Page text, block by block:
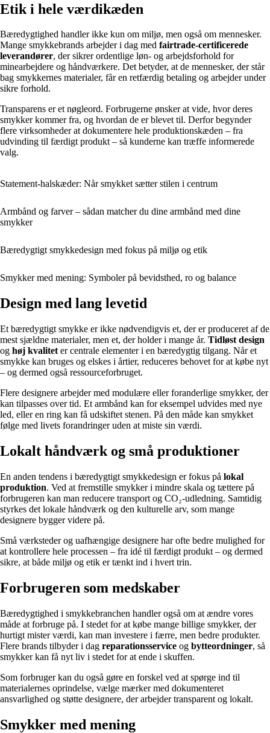
Etik i hele værdikæden
Bæredygtighed handler ikke kun om miljø, men også om mennesker.
Mange smykkebrands arbejder i dag med fairtrade-certificerede
leverandører, der sikrer ordentlige løn- og arbejdsforhold for
minearbejdere og håndværkere. Det betyder, at de mennesker, der står
bag smykkernes materialer, får en retfærdig betaling og arbejder under
sikre forhold.
Transparens er et nøgleord. Forbrugerne ønsker at vide, hvor deres
smykker kommer fra, og hvordan de er blevet til. Derfor begynder
flere virksomheder at dokumentere hele produktionskæden – fra
udvinding til færdigt produkt – så kunderne kan træffe informerede
valg.
Statement-halskæder: Når smykket sætter stilen i centrum
Armbånd og farver – sådan matcher du dine armbånd med dine
smykker
Bæredygtigt smykkedesign med fokus på miljø og etik
Smykker med mening: Symboler på bevidsthed, ro og balance
Design med lang levetid
Et bæredygtigt smykke er ikke nødvendigvis et, der er produceret af de
mest sjældne materialer, men et, der holder i mange år. Tidløst design
og høj kvalitet er centrale elementer i en bæredygtig tilgang. Når et
smykke kan bruges og elskes i årtier, reduceres behovet for at købe nyt
– og dermed også ressourceforbruget.
Flere designere arbejder med modulære eller foranderlige smykker, der
kan tilpasses over tid. Et armbånd kan for eksempel udvides med nye
led, eller en ring kan få udskiftet stenen. På den måde kan smykket
følge med livets forandringer uden at miste sin værdi.
Lokalt håndværk og små produktioner
En anden tendens i bæredygtigt smykkedesign er fokus på lokal
produktion. Ved at fremstille smykker i mindre skala og tættere på
forbrugeren kan man reducere transport og CO₂-udledning. Samtidig
styrkes det lokale håndværk og den kulturelle arv, som mange
designere bygger videre på.
Små værksteder og uafhængige designere har ofte bedre mulighed for
at kontrollere hele processen – fra idé til færdigt produkt – og dermed
sikre, at både miljø og etik er tænkt ind i hvert trin.
Forbrugeren som medskaber
Bæredygtighed i smykkebranchen handler også om at ændre vores
måde at forbruge på. I stedet for at købe mange billige smykker, der
hurtigt mister værdi, kan man investere i færre, men bedre produkter.
Flere brands tilbyder i dag reparationsservice og bytteordninger, så
smykker kan få nyt liv i stedet for at ende i skuffen.
Som forbruger kan du også gøre en forskel ved at spørge ind til
materialernes oprindelse, vælge mærker med dokumenteret
ansvarlighed og støtte designere, der arbejder transparent og lokalt.
Smykker med mening